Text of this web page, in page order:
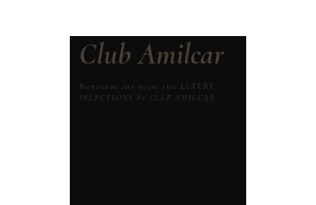
Club Amilcar
Bienvenue sur notre site LUXURY
SELECTIONS by CLUB AMILCAR !